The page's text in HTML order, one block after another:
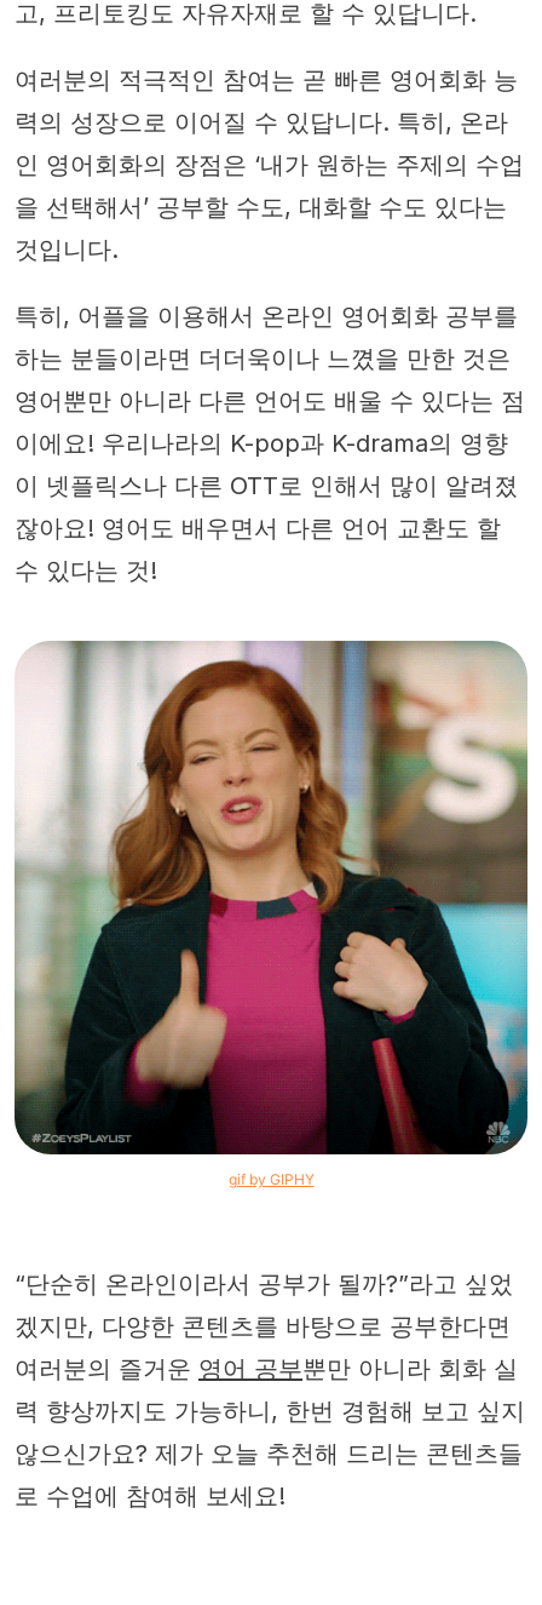
고, 프리토킹도 자유자재로 할 수 있답니다.
여러분의 적극적인 참여는 곧 빠른 영어회화 능
력의 성장으로 이어질 수 있답니다. 특히, 온라
인 영어회화의 장점은 ‘내가 원하는 주제의 수업
을 선택해서’ 공부할 수도, 대화할 수도 있다는
것입니다.
특히, 어플을 이용해서 온라인 영어회화 공부를
하는 분들이라면 더더욱이나 느꼈을 만한 것은
영어뿐만 아니라 다른 언어도 배울 수 있다는 점
이에요! 우리나라의 K-pop과 K-drama의 영향
이 넷플릭스나 다른 OTT로 인해서 많이 알려졌
잖아요! 영어도 배우면서 다른 언어 교환도 할
수 있다는 것!
gif by GIPHY
“단순히 온라인이라서 공부가 될까?”라고 싶었
겠지만, 다양한 콘텐츠를 바탕으로 공부한다면
여러분의 즐거운 영어 공부뿐만 아니라 회화 실
력 향상까지도 가능하니, 한번 경험해 보고 싶지
않으신가요? 제가 오늘 추천해 드리는 콘텐츠들
로 수업에 참여해 보세요!